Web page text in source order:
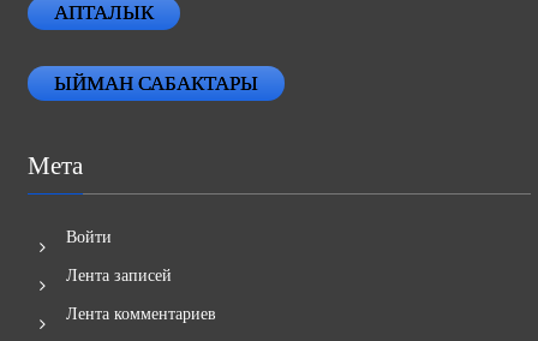
АПТАЛЫК
ЫЙМАН САБАКТАРЫ
Мета
Войти
Лента записей
Лента комментариев